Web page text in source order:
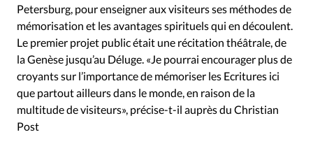
Petersburg, pour enseigner aux visiteurs ses méthodes de
mémorisation et les avantages spirituels qui en découlent.
Le premier projet public était une récitation théâtrale, de
la Genèse jusqu’au Déluge. «Je pourrai encourager plus de
croyants sur l’importance de mémoriser les Ecritures ici
que partout ailleurs dans le monde, en raison de la
multitude de visiteurs», précise-t-il auprès du Christian
Post